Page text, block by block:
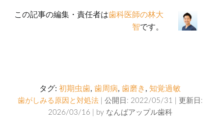
この記事の編集・責任者は歯科医師の林大
智です。
タグ: 初期虫歯, 歯周病, 歯磨き , 知覚過敏
歯がしみる原因と対処法| 公開日: 2022/05/31 | 更新日:
2026/03/16 | by なんばアップル歯科